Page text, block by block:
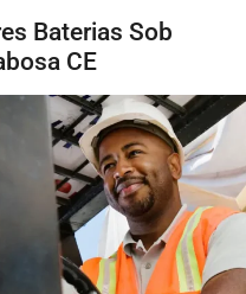
Baterias Sob
CE